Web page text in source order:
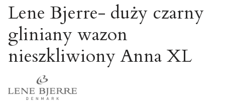
Lene Bjerre- duży czarny
gliniany wazon
nieszkliwiony Anna XL